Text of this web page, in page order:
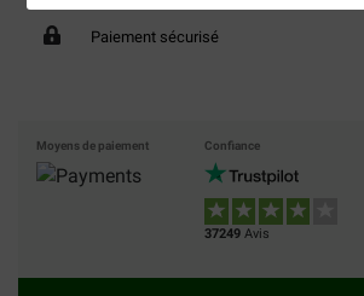
Paiement sécurisé
Moyens de paiement Confiance
37249 Avis